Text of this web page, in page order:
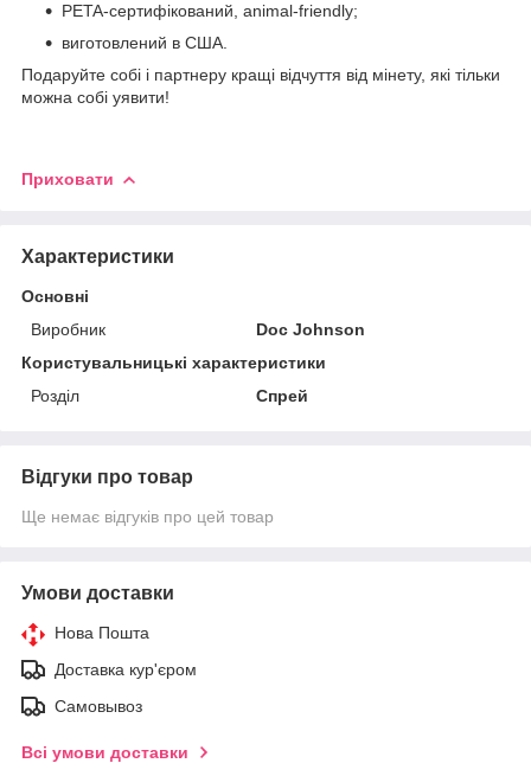
PETA-сертифікований, animal-friendly;
виготовлений в США.
Подаруйте собі і партнеру кращі відчуття від мінету, які тільки
можна собі уявити!
Приховати
Характеристики
Основні
Виробник
Doc Johnson
Користувальницькі характеристики
Розділ
Спрей
Відгуки про товар
Ще немає відгуків про цей товар
Умови доставки
Нова Пошта
Доставка кур'єром
Самовывоз
Всі умови доставки